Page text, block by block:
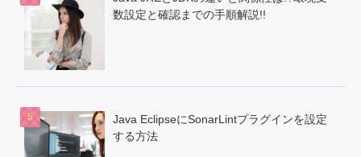
数設定と確認までの手順解説!!
Java EclipseにSonarLintプラグインを設定
する方法